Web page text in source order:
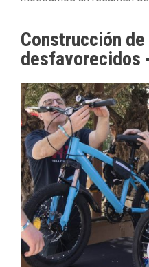
Construcción
desfavorecidos